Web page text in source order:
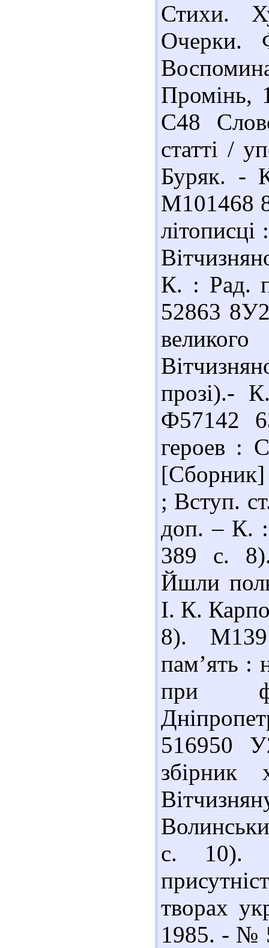
Стихи.
Очерки.
Промінь,
С48
статті /
Буряк. -
М101468
К. : Рад.
52863
прозі).-
Ф57142
героев :
; Вступ.
доп. – К.
389 с.
Йшли
І. К.
8).
пам’ять :
при
516950
збірник
с. 10).
творах
1985. - №